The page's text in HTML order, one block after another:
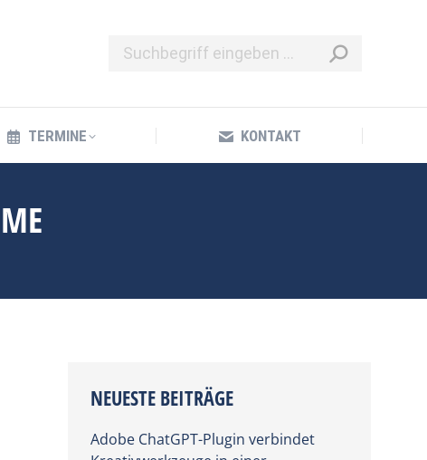
TERMINE KONTAKT
NEUESTE BEITRÄGE
Adobe ChatGPT-Plugin verbindet